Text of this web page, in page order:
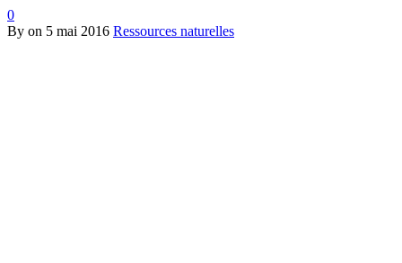
0
By on 5 mai 2016 Ressources naturelles